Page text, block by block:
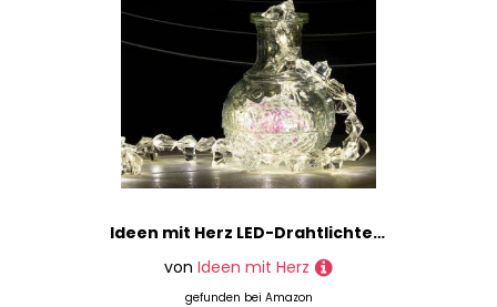
Ideen mit Herz LED-Drahtlichterkette | Kristall-Nuggets | 38 LEDs | warmweiß | Dekoration | Weihnachten, Advent | 1,20 m lang | inkl. Timer
von Ideen mit Herz
gefunden bei Amazon